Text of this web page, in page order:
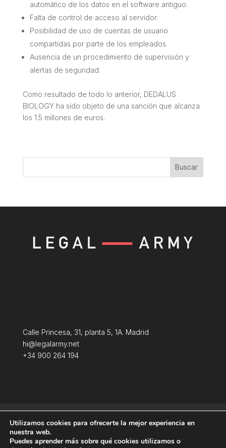
automático de los datos en el software antiguo.
Falta de control de acceso al servidor.
Posibilidad de uso de cuentas de usuario
compartidas por parte de los empleados.
Ausencia de un procedimiento de supervisión y
alertas de seguridad.
Como resultado de todo lo anterior, DEDALUS
BIOLOGY ha sido objeto de una sanción que alcanza
los 1.5 millones de euros.
Buscar
Calle Princesa, 31, planta 5, 1A. Madrid
hi@legalarmy.net
+34 900 264 194
Política de Cookies
Utilizamos cookies para ofrecerte la mejor experiencia en
nuestra web.
Puedes aprender más sobre qué cookies utilizamos o